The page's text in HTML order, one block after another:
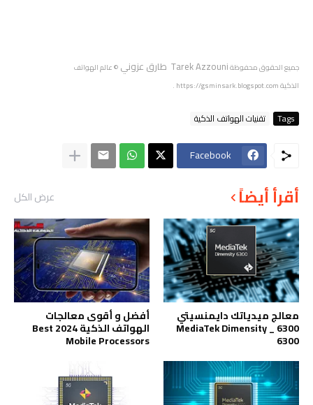
جميع الحقوق محفوظةTarek Azzouni طارق عزوني
© عالم الهواتف
الذكيةhttps://gsminsark.blogspot.com
.
Tags تقنيات الهواتف الذكية
Facebook
أقرأ أيضاً عرض الكل
معالج ميدياتك دايمنسيتي
6300 _ MediaTek Dimensity
6300
أفضل و أقوى معالجات
الهواتف الذكية 2024 Best
Mobile Processors